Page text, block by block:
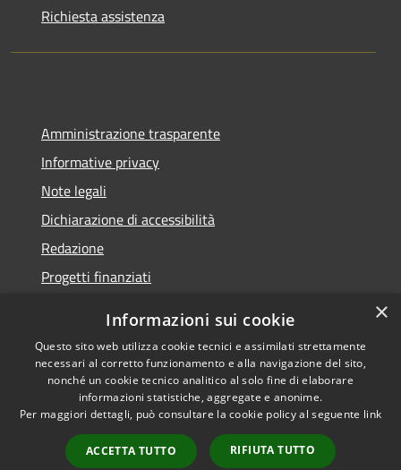
Richiesta assistenza
Amministrazione trasparente
Informative privacy
Note legali
Dichiarazione di accessibilità
Redazione
Progetti finanziati
RSS
Accessibilità
Privacy
Mappa del sito
Dichiarazione di
accessibilità• Copyright ©
2021 • Comune di Mirano
• Powered by
Municipium•
Accesso
×
Informazioni sui cookie
Questo sito web utilizza cookie tecnici e assimilati strettamente
necessari al corretto funzionamento e alla navigazione del sito,
nonché un cookie tecnico analitico al solo fine di elaborare
informazioni statistiche, aggregate e anonime.
Per maggiori dettagli, può consultare la cookie policy al seguente link
ACCETTA TUTTO RIFIUTA TUTTO